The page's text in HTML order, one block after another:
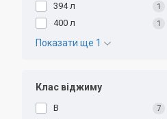
394 л 1
400 л 1
Показати ще 1
Клас віджиму
B 7